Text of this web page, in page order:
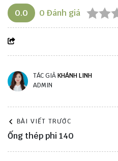
0.0 0 Đánh giá
TÁC GIẢKHÁNH LINH
ADMIN
BÀI VIẾT TRƯỚC
Ống thép phi 140